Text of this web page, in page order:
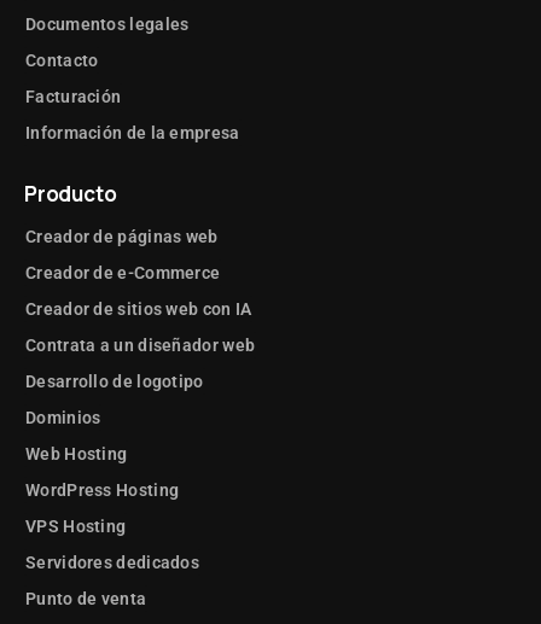
Documentos legales
Contacto
Facturación
Información de la empresa
Producto
Creador de páginas web
Creador de e-Commerce
Creador de sitios web con IA
Contrata a un diseñador web
Desarrollo de logotipo
Dominios
Web Hosting
WordPress Hosting
VPS Hosting
Servidores dedicados
Punto de venta